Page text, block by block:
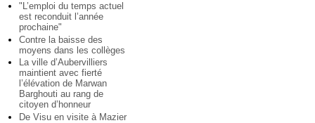
"L’emploi du temps actuel
est reconduit l’année
prochaine"
Contre la baisse des
moyens dans les collèges
La ville d’Aubervilliers
maintient avec fierté
l’élévation de Marwan
Barghouti au rang de
citoyen d’honneur
De Visu en visite à Mazier